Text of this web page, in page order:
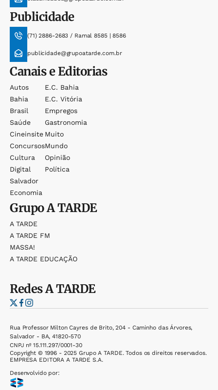
Publicidade
(71) 2886-2683 / Ramal 8585 | 8586
publicidade@grupoatarde.com.br
Canais e Editorias
Autos
Bahia
Brasil
Saúde
Cineinsite
Concursos
Cultura
Digital
Salvador
Economia
E.c. Bahia
E.c. Vitória
Empregos
Gastronomia
Muito
Mundo
Opinião
Política
GrupoA TARDE
A TARDE
A TARDE FM
MASSA!
A TARDE EDUCAÇÃO
RedesA TARDE
Rua Professor Milton Cayres de Brito, 204 - Caminho das Árvores,
Salvador - BA, 41820-570
CNPJ nº 15.111.297/0001-30
Copyright © 1996 - 2025 Grupo A TARDE. Todos os direitos reservados.
EMPRESA EDITORA A TARDE S.A.
Desenvolvido por: